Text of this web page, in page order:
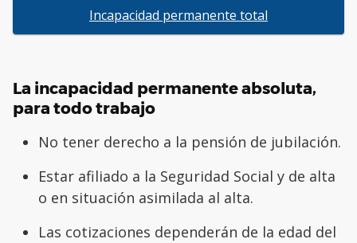
Incapacidad permanente total
La incapacidad permanente absoluta,
para todo trabajo
No tener derecho a la pensión de jubilación.
Estar afiliado a la Seguridad Social y de alta
o en situación asimilada al alta.
Las cotizaciones dependerán de la edad del